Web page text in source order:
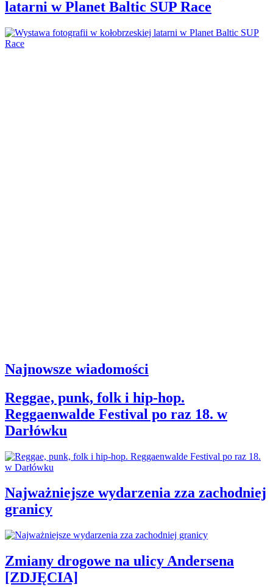
latarni w Planet Baltic SUP Race
Najnowsze wiadomości
Reggae, punk, folk i hip-hop.
Reggaenwalde Festival po raz 18. w
Darłówku
Najważniejsze wydarzenia zza zachodniej
granicy
Zmiany drogowe na ulicy Andersena
[ZDJĘCIA]